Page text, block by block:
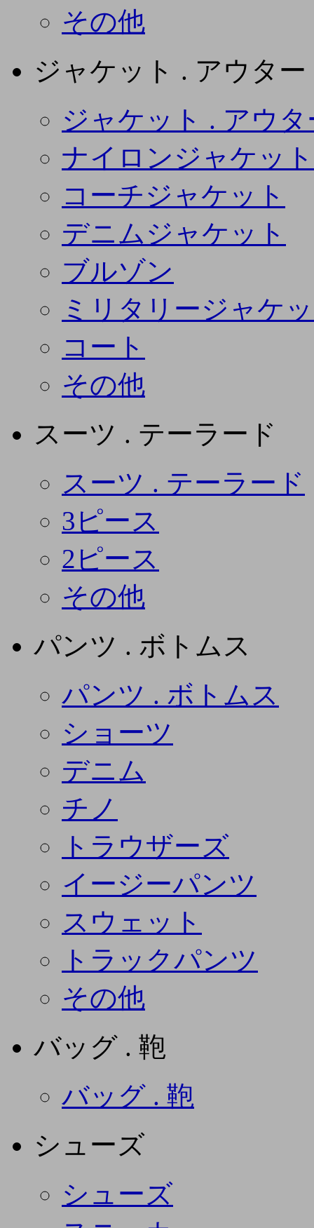
その他
ジャケット . アウター
ジャケット . アウタ
ナイロンジャケット
コーチジャケット
デニムジャケット
ブルゾン
ミリタリージャケ
コート
その他
スーツ . テーラード
スーツ . テーラード
3ピース
2ピース
その他
パンツ . ボトムス
パンツ . ボトムス
ショーツ
デニム
チノ
トラウザーズ
イージーパンツ
スウェット
トラックパンツ
その他
バッグ . 鞄
バッグ . 鞄
シューズ
シューズ